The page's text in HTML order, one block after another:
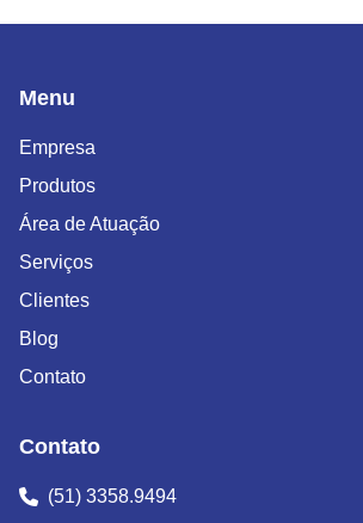
Menu
Empresa
Produtos
Área de Atuação
Serviços
Clientes
Blog
Contato
Contato
(51) 3358.9494